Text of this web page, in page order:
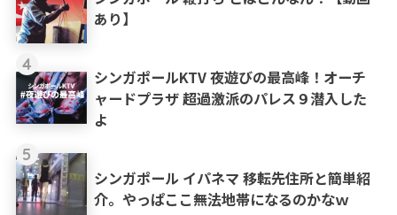
あり】
4
シンガポールKTV 夜遊びの最高峰！オーチ
ャードプラザ 超過激派のパレス９潜入した
よ
5
シンガポール イパネマ 移転先住所と簡単紹
介。やっぱここ無法地帯になるのかなｗ